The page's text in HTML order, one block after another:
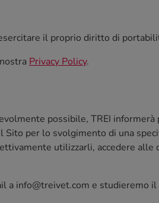
il proprio diritto di
Privacy Policy.
possibile, TREI
per lo svolgimento di una
utilizzarli, accedere alle
a info@treivet.com e studieremo